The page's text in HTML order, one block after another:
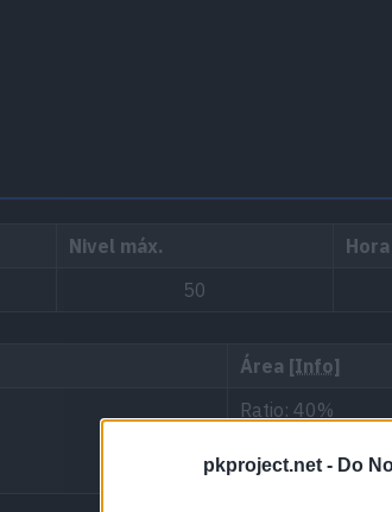
pkproject.net - Do
Nivel máx. Hora
50
Área [Info]
Ratio: 40%
Área 6 (Sur),